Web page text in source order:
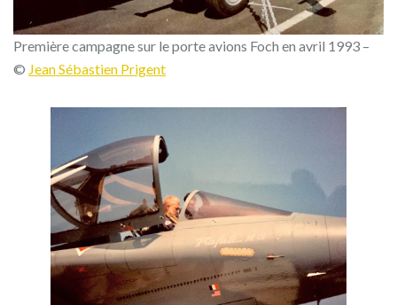
Première campagne sur le porte avions Foch en avril 1993 –
© Jean Sébastien Prigent